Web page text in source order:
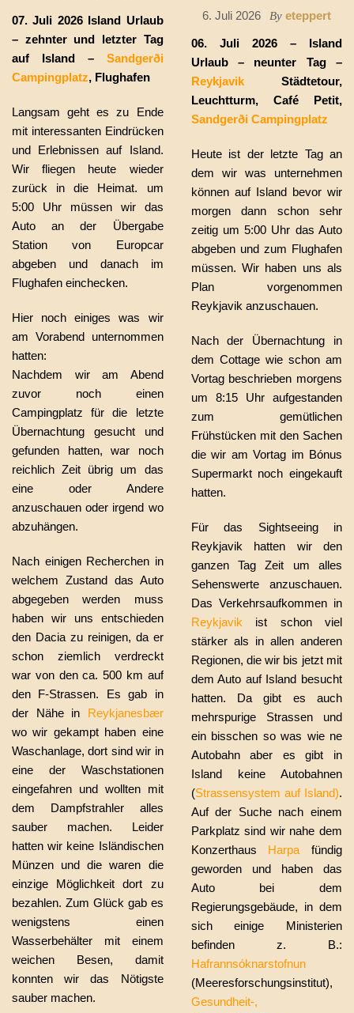
07. Juli 2026 Island Urlaub
– zehnter und letzter Tag
auf Island – Sandgerði
Campingplatz, Flughafen
Langsam geht es zu Ende
mit interessanten Eindrücken
und Erlebnissen auf Island.
Wir fliegen heute wieder
zurück in die Heimat. um
5:00 Uhr müssen wir das
Auto an der Übergabe
Station von Europcar
abgeben und danach im
Flughafen einchecken.
Hier noch einiges was wir
am Vorabend unternommen
hatten:
Nachdem wir am Abend
zuvor noch einen
Campingplatz für die letzte
Übernachtung gesucht und
gefunden hatten, war noch
reichlich Zeit übrig um das
eine oder Andere
anzuschauen oder irgend wo
abzuhängen.
Nach einigen Recherchen in
welchem Zustand das Auto
abgegeben werden muss
haben wir uns entschieden
den Dacia zu reinigen, da er
schon ziemlich verdreckt
war von den ca. 500 km auf
den F-Strassen. Es gab in
der Nähe in Reykjanesbær
wo wir gekampt haben eine
Waschanlage, dort sind wir in
eine der Waschstationen
eingefahren und wollten mit
dem Dampfstrahler alles
sauber machen. Leider
hatten wir keine Isländischen
Münzen und die waren die
einzige Möglichkeit dort zu
bezahlen. Zum Glück gab es
wenigstens einen
Wasserbehälter mit einem
weichen Besen, damit
konnten wir das Nötigste
sauber machen.
6. Juli 2026 By eteppert
06. Juli 2026 – Island
Urlaub – neunter Tag –
ReykjavikStädtetour,
Leuchtturm, Café Petit,
Sandgerði Campingplatz
Heute ist der letzte Tag an
dem wir was unternehmen
können auf Island bevor wir
morgen dann schon sehr
zeitig um 5:00 Uhr das Auto
abgeben und zum Flughafen
müssen. Wir haben uns als
Plan vorgenommen
Reykjavik anzuschauen.
Nach der Übernachtung in
dem Cottage wie schon am
Vortag beschrieben morgens
um 8:15 Uhr aufgestanden
zum gemütlichen
Frühstücken mit den Sachen
die wir am Vortag im Bónus
Supermarkt noch eingekauft
hatten.
Für das Sightseeing in
Reykjavik hatten wir den
ganzen Tag Zeit um alles
Sehenswerte anzuschauen.
Das Verkehrsaufkommen in
Reykjavik ist schon viel
stärker als in allen anderen
Regionen, die wir bis jetzt mit
dem Auto auf Island besucht
hatten. Da gibt es auch
mehrspurige Strassen und
ein bisschen so was wie ne
Autobahn aber es gibt in
Island keine Autobahnen
(Strassensystem auf Island).
Auf der Suche nach einem
Parkplatz sind wir nahe dem
Konzerthaus Harpa fündig
geworden und haben das
Auto bei dem
Regierungsgebäude, in dem
sich einige Ministerien
befinden z. B.:
Hafrannsóknarstofnun
(Meeresforschungsinstitut),
Gesundheit-,